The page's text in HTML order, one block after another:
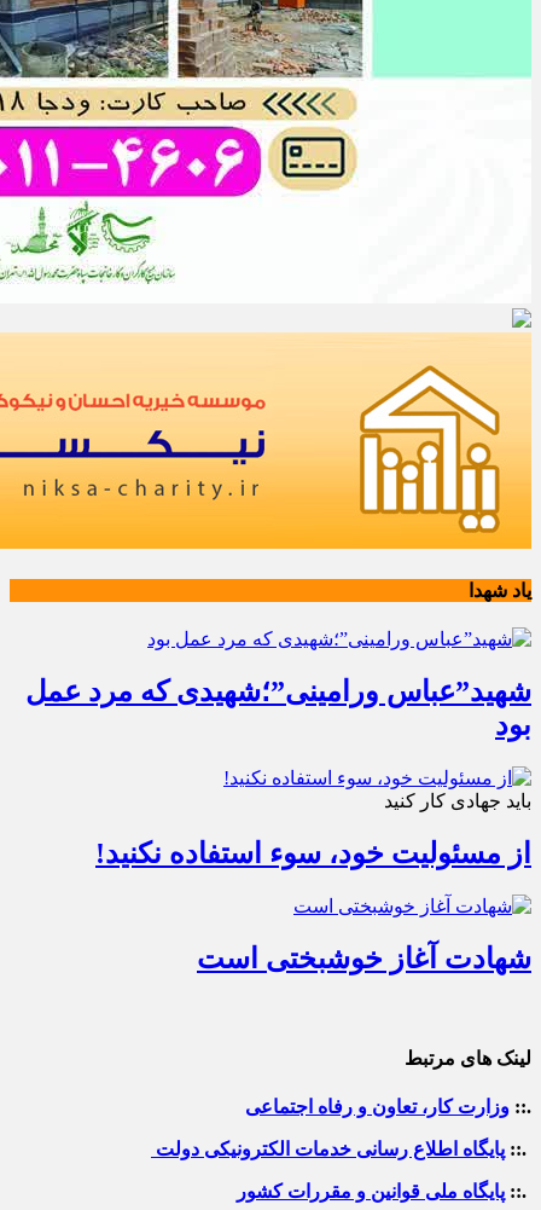
یاد شهدا
شهید”عباس ورامینی”؛شهیدی که مرد عمل
بود
باید جهادی کار کنید
از مسئولیت خود، سوء استفاده نکنید!
شهادت آغاز خوشبختی است
لینک های مرتبط
.:: وزارت کار، تعاون و رفاه اجتماعی
.:: پایگاه اطلاع رسانی خدمات الکترونیکی دولت
.:: پایگاه ملی قوانین و مقررات کشور